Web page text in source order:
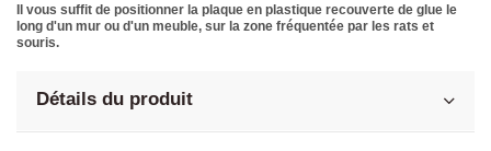
Il vous suffit de positionner la plaque en plastique recouverte de glue le
long d'un mur ou d'un meuble, sur la zone fréquentée par les rats et
souris.
Détails du produit